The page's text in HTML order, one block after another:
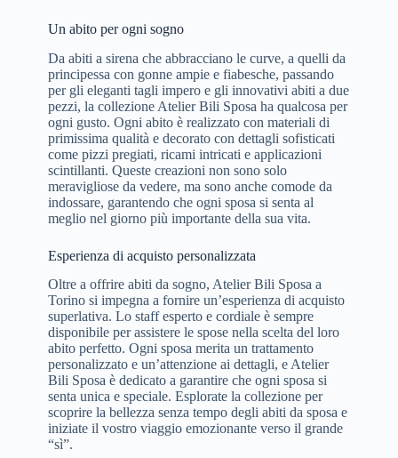
Un abito per ogni sogno
Da abiti a sirena che abbracciano le curve, a quelli da
principessa con gonne ampie e fiabesche, passando
per gli eleganti tagli impero e gli innovativi abiti a due
pezzi, la collezione Atelier Bili Sposa ha qualcosa per
ogni gusto. Ogni abito è realizzato con materiali di
primissima qualità e decorato con dettagli sofisticati
come pizzi pregiati, ricami intricati e applicazioni
scintillanti. Queste creazioni non sono solo
meravigliose da vedere, ma sono anche comode da
indossare, garantendo che ogni sposa si senta al
meglio nel giorno più importante della sua vita.
Esperienza di acquisto personalizzata
Oltre a offrire abiti da sogno, Atelier Bili Sposa a
Torino si impegna a fornire un’esperienza di acquisto
superlativa. Lo staff esperto e cordiale è sempre
disponibile per assistere le spose nella scelta del loro
abito perfetto. Ogni sposa merita un trattamento
personalizzato e un’attenzione ai dettagli, e Atelier
Bili Sposa è dedicato a garantire che ogni sposa si
senta unica e speciale. Esplorate la collezione per
scoprire la bellezza senza tempo degli abiti da sposa e
iniziate il vostro viaggio emozionante verso il grande
“sì”.